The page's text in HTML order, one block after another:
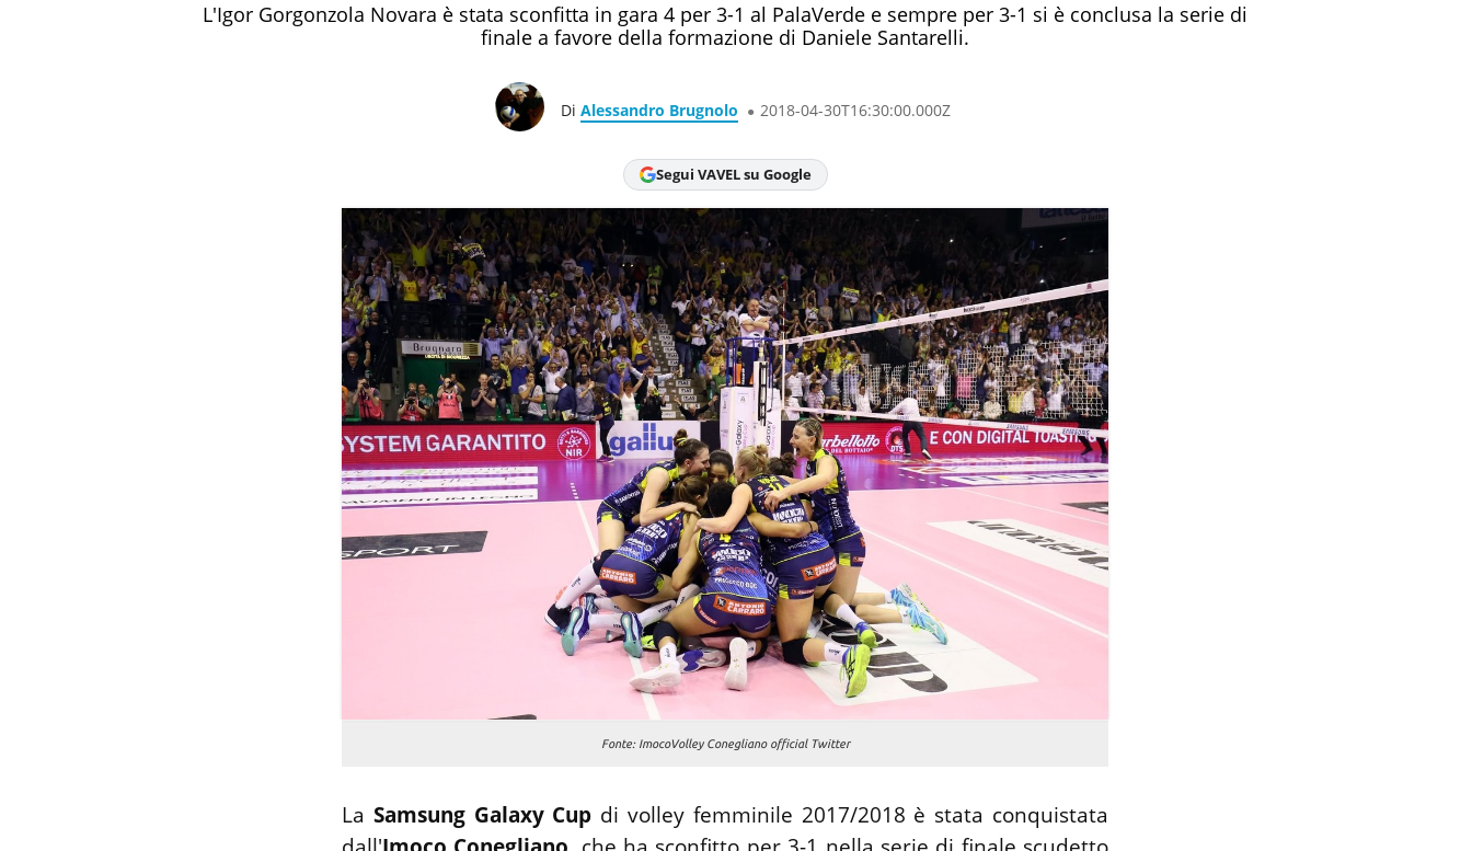
L'Igor Gorgonzola Novara è stata sconfitta in gara 4 per 3-1 al PalaVerde e sempre per 3-1 si è conclusa la serie di
finale a favore della formazione di Daniele Santarelli.
Di Alessandro Brugnolo 2018-04-30T16:30:00.000Z
Segui VAVEL su Google
Fonte: ImocoVolley Conegliano official Twitter
La Samsung Galaxy Cup di volley femminile 2017/2018 è stata conquistata